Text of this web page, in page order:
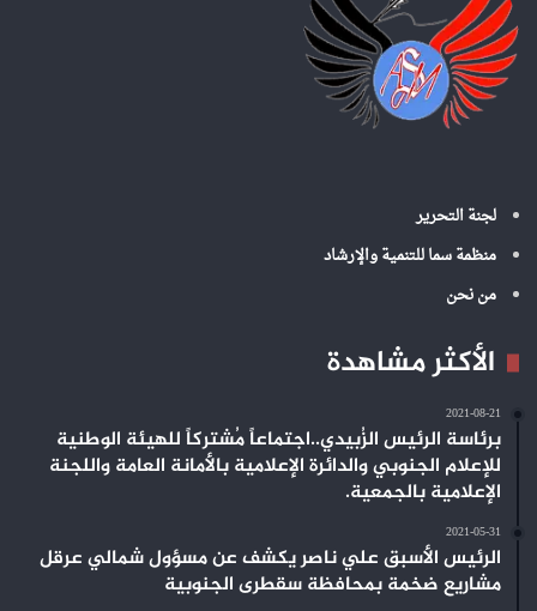
لجنة التحرير
منظمة سما للتنمية والإرشاد
من نحن
الأكثر مشاهدة
2021-08-21
برئاسة الرئيس الزُبيدي..اجتماعاً مُشتركاً للهيئة الوطنية
للإعلام الجنوبي والدائرة الإعلامية بالأمانة العامة واللجنة
الإعلامية بالجمعية.
2021-05-31
الرئيس الأسبق علي ناصر يكشف عن مسؤول شمالي عرقل
مشاريع ضخمة بمحافظة سقطرى الجنوبية